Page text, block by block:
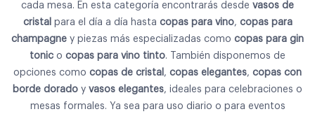
cada mesa. En esta categoría encontrarás desde vasos de
cristal para el día a día hasta copas para vino, copas para
champagne y piezas más especializadas como copas para gin
tonic o copas para vino tinto. También disponemos de
opciones como copas de cristal , copas elegantes, copas con
borde dorado y vasos elegantes, ideales para celebraciones o
mesas formales. Ya sea para uso diario o para eventos